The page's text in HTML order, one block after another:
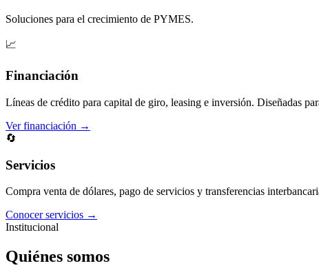
Soluciones para el crecimiento de PYMES.
📈
Financiación
Líneas de crédito para capital de giro, leasing e inversión. Diseñadas
Ver financiación →
🔄
Servicios
Compra venta de dólares, pago de servicios y transferencias
Conocer servicios →
Institucional
Quiénes somos